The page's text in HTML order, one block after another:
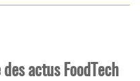
actus FoodTech